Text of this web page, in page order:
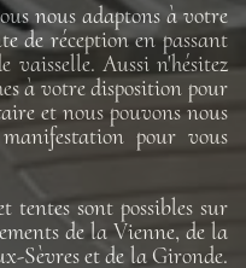
nous adaptons à votre
de réception en passant
Aussi n'hésitez
à votre disposition pour
et nous pouvons nous
pour vous
tentes sont possibles sur
de la Vienne, de la
Sèvres et de la Gironde.